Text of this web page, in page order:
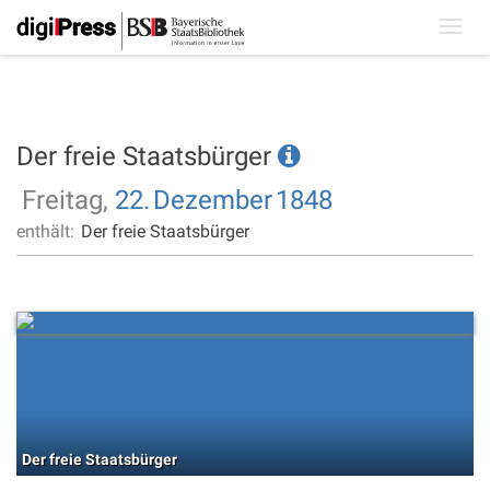
Der freie Staatsbürger
Freitag, 22. Dezember1848
enthält: Der freie Staatsbürger
Der freie Staatsbürger